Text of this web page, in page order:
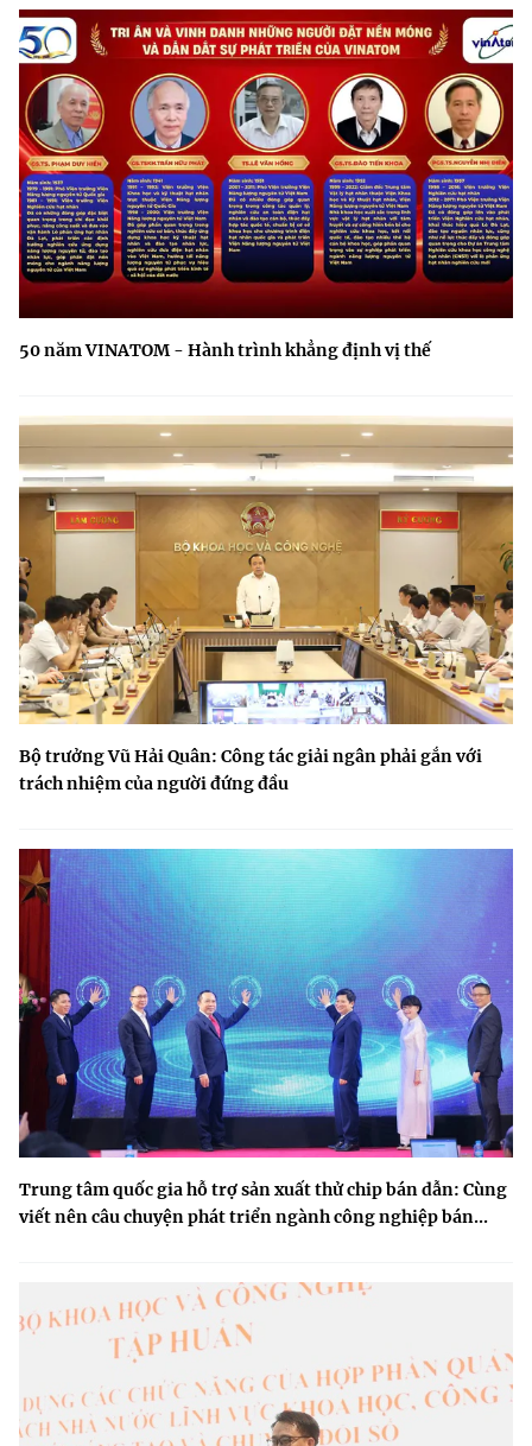
50 năm VINATOM - Hành trình khẳng định vị thế
Bộ trưởng Vũ Hải Quân: Công tác giải ngân phải gắn với
trách nhiệm của người đứng đầu
Trung tâm quốc gia hỗ trợ sản xuất thử chip bán dẫn: Cùng
viết nên câu chuyện phát triển ngành công nghiệp bán...